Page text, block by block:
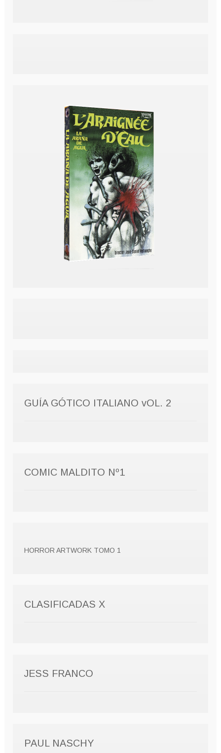
GUÍA GÓTICO ITALIANO vOL. 2
COMIC MALDITO Nº1
HORROR ARTWORK TOMO 1
CLASIFICADAS X
JESS FRANCO
PAUL NASCHY